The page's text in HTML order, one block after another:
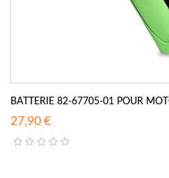
BATTERIE 82-67705-01 POUR
27,90 €